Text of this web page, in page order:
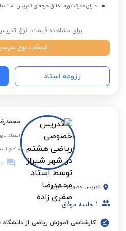
دارای مدرک دوره اخلاق حرفه‌ای تدریس
برای مشاهده قیمت، نوع تدریس
انتخاب نوع
رزومه استاد
استاد
سطح
تدریس حضوری - شیراز
1 جلسه موفق
کارشناسی آموزش ریاضی از دانشگاه